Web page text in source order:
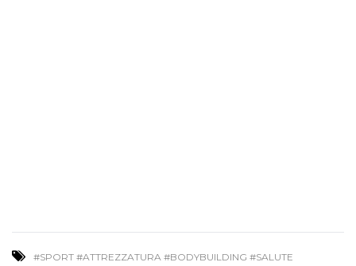
#SPORT #ATTREZZATURA #BODYBUILDING #SALUTE